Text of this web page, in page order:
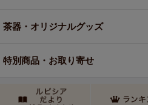
茶器・オリジナルグッズ
特別商品・お取り寄せ